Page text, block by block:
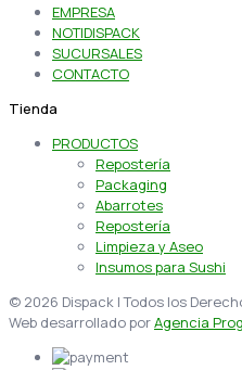
EMPRESA
NOTIDISPACK
SUCURSALES
CONTACTO
Tienda
PRODUCTOS
Repostería
Packaging
Abarrotes
Repostería
Limpieza y Aseo
Insumos para Sushi
© 2026 Dispack | Todos los
Web desarrollado porAgencia